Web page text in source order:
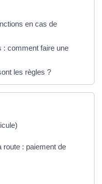
en cas de
: comment faire une
les règles ?
route : paiement de